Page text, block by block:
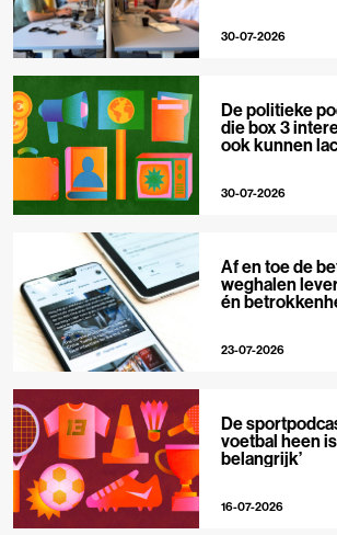
30-07-2026
De politieke
die box 3
ook kunnen
30-07-2026
Af en toe de
weghalen
én
23-07-2026
De
voetbal heen
belangrijk’
16-07-2026